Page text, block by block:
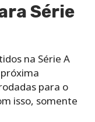
Série
na Série A
para o
isso, somente